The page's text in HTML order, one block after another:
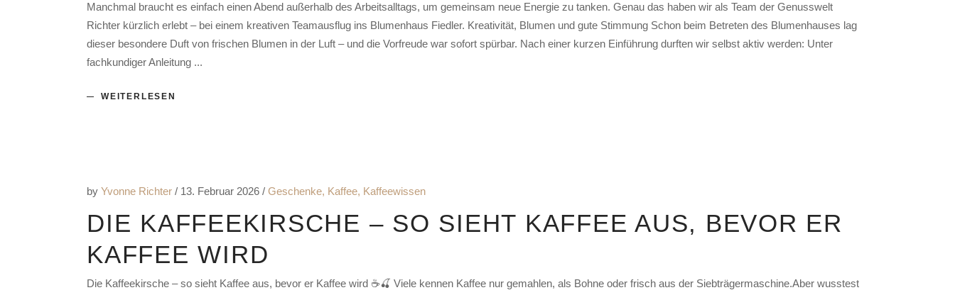
Manchmal braucht es einfach einen Abend außerhalb des Arbeitsalltags, um gemeinsam neue Energie zu tanken. Genau das haben wir als Team der Genusswelt
Richter kürzlich erlebt – bei einem kreativen Teamausflug ins Blumenhaus Fiedler. Kreativität, Blumen und gute Stimmung Schon beim Betreten des Blumenhauses lag
dieser besondere Duft von frischen Blumen in der Luft – und die Vorfreude war sofort spürbar. Nach einer kurzen Einführung durften wir selbst aktiv werden: Unter
fachkundiger Anleitung
WEITERLESEN
by Yvonne Richter 13. Februar 2026 Geschenke, Kaffee, Kaffeewissen
DIE KAFFEEKIRSCHE – SO SIEHT KAFFEE AUS, BEVOR ER
KAFFEE WIRD
Die Kaffeekirsche – so sieht Kaffee aus, bevor er Kaffee wird ☕🍒 Viele kennen Kaffee nur gemahlen, als Bohne oder frisch aus der Siebträgermaschine.Aber wusstest